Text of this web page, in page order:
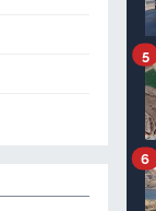
5
6